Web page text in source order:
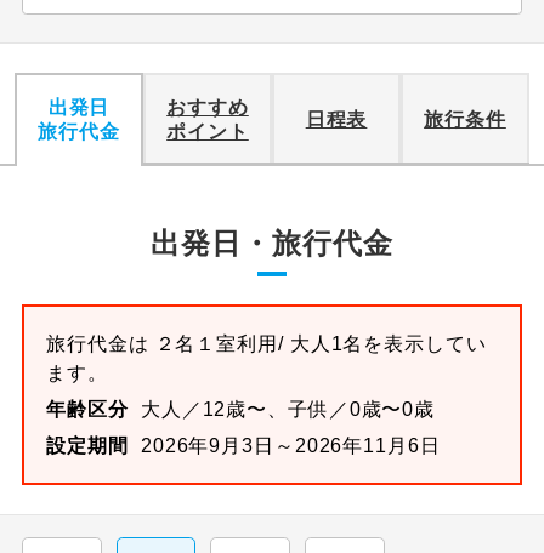
出発日
旅行代金
おすすめ
ポイント
日程表 旅行条件
出発日・旅行代金
旅行代金は ２名１室利用/ 大人1名を表示してい
ます。
年齢区分
大人／12歳〜、子供／0歳〜0歳
設定期間
2026年9月3日～2026年11月6日